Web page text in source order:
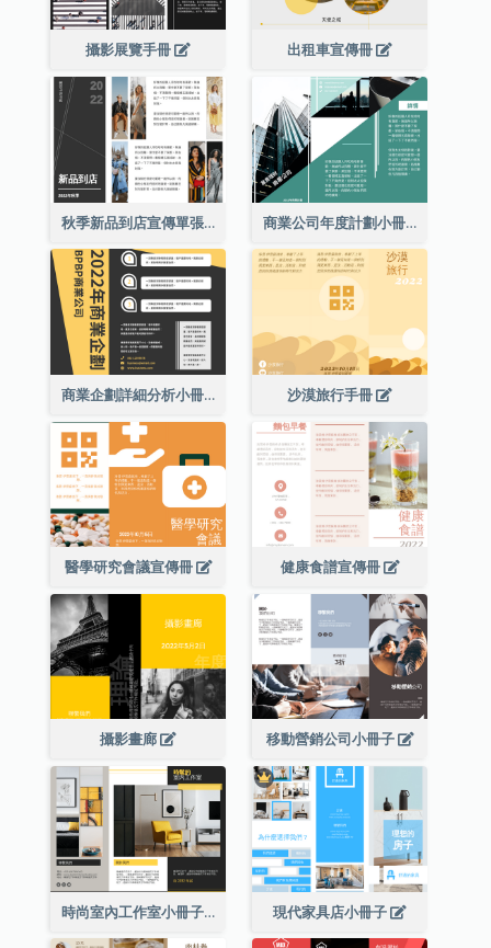
攝影展覽手冊 出租車宣傳冊
秋季新品到店宣傳單張(附圖) 商業公司年度計劃小冊子
商業企劃詳細分析小冊子 沙漠旅行手冊
醫學研究會議宣傳冊 健康食譜宣傳冊
攝影畫廊 移動營銷公司小冊子
時尚室內工作室小冊子 現代家具店小冊子